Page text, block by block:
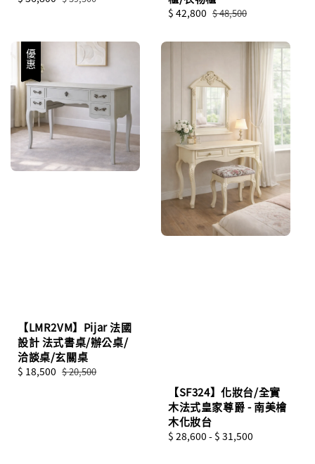
Sale
$ 42,800 Regular
$ 48,500
優惠
【LMR2VM】Pijar 法國
設計 法式書桌/辦公桌/
洽談桌/玄關桌
Sale
$ 18,500 Regular
$ 20,500
【SF324】化妝台/全實
木法式皇家尊爵 - 南美檜
木化妝台
Regular
$ 28,600 - $ 31,500